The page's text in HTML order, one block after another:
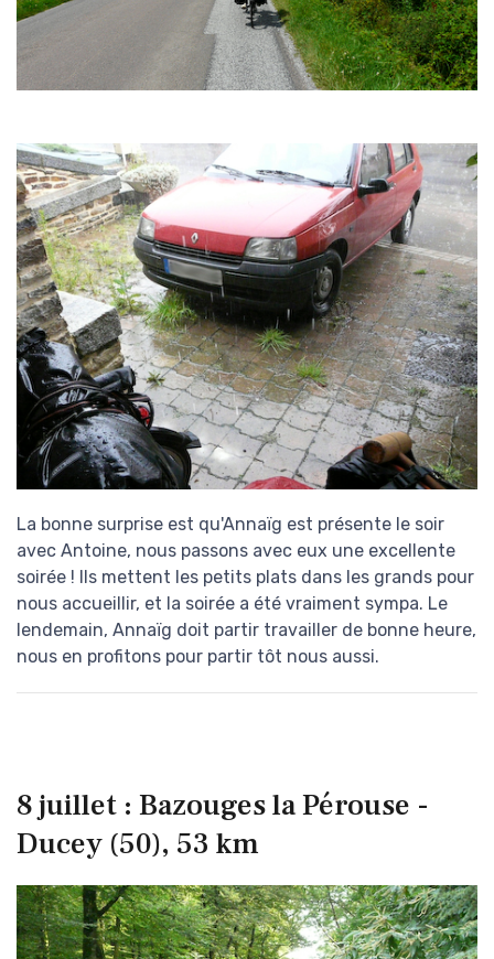
La bonne surprise est qu'Annaïg est présente le soir
avec Antoine, nous passons avec eux une excellente
soirée ! Ils mettent les petits plats dans les grands pour
nous accueillir, et la soirée a été vraiment sympa. Le
lendemain, Annaïg doit partir travailler de bonne heure,
nous en profitons pour partir tôt nous aussi.
8 juillet : Bazouges la Pérouse -
Ducey (50), 53 km